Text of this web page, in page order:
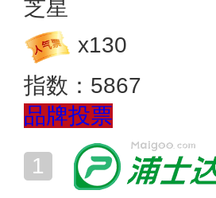
芝星
x130
指数： 5867
品牌投票